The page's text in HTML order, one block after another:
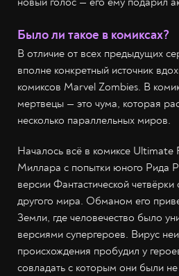
Было ли такое в комиксах?
В отличие от всех предыдущих
вполне конкретный источник
комиксов Marvel Zombies. В
мертвецы — это чума, которая
несколько параллельных миров.
Началось всё в комиксе
Миллара с попытки юного Рида
версии Фантастической четвёрки
другого мира. Обманом его
Земли, где человечество было
версиями супергероев. Вирус
происхождения пробудил у
совладать с которым они были не